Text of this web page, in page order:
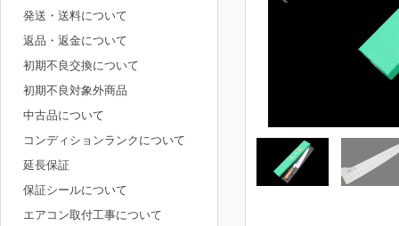
発送・送料について
返品・返金について
初期不良交換について
初期不良対象外商品
中古品について
コンディションランクについて
延長保証
保証シールについて
エアコン取付工事について